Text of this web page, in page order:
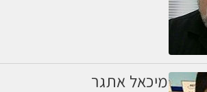
מיכאל אתגר